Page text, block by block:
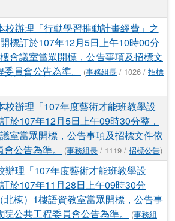
校辦理「行動學習推動計畫經費」之
標訂於107年12月5日上午10時00分
會議室當眾開標，公告事項及招標文
員會公告為準。
(事務組長 / 1026 / 招標
校辦理「107年度藝術才能班教學設
於107年12月5日上午09時30分整，
室當眾開標，公告事項及招標文件依
公告為準。
(事務組長 / 1119 / 招標公告)
辦理「107年度藝術才能班教學設
於107年11月28日上午09時30分
棟）1樓語資教室當眾開標，公告事
公共工程委員會公告為準。
(事務組